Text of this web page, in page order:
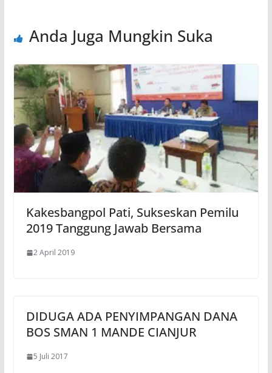
Anda Juga Mungkin Suka
Kakesbangpol Pati, Sukseskan Pemilu
2019 Tanggung Jawab Bersama
2 April 2019
DIDUGA ADA PENYIMPANGAN DANA
BOS SMAN 1 MANDE CIANJUR
5 Juli 2017